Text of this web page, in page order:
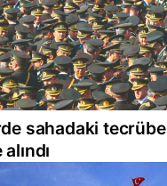
sahadaki tecrübe